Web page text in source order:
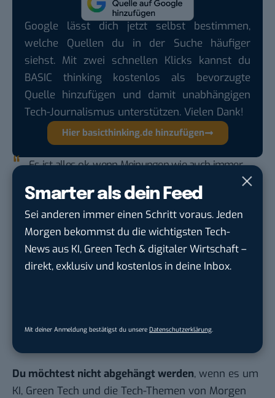
Smarter als dein Feed
Sei anderen immer einen Schritt voraus. Jeden
Morgen bekommst du die wichtigsten Tech-
News aus KI, Green Tech & digitaler Wirtschaft –
direkt, exklusiv und kostenlos in deine Inbox.
Mit deiner Anmeldung bestätigst du unsere Datenschutzerklärung.
Google lässt dich jetzt selbst bestimmen,
welche Quellen du in der Suche häufiger
siehst. Mit zwei schnellen Klicks kannst du
BASIC thinking kostenlos als bevorzugte
Quelle hinzufügen und damit unabhängigen
Tech-Journalismus unterstützen. Vielen Dank!
Hier basicthinking.de hinzufügen
Es ist alles ok, wenn Meinungen wie auch immer
geäußert werden, solange sie nicht zu persönlich
unter der Gürtellinie gehalten werden. Das hat
nichts damit zu tun, ob man mit den Taten eines
Mitmenschen einverstanden ist, sondern wie
man Mitmenschen prinzipiell aus sich heraus
gegenübersteht. Demnach, übertreibt es bitte mit
den Limits des zivilen Umgangs miteinander
(André Vatter)
Du möchtest nicht abgehängt werden, wenn es um
KI, Green Tech und die Tech-Themen von Morgen